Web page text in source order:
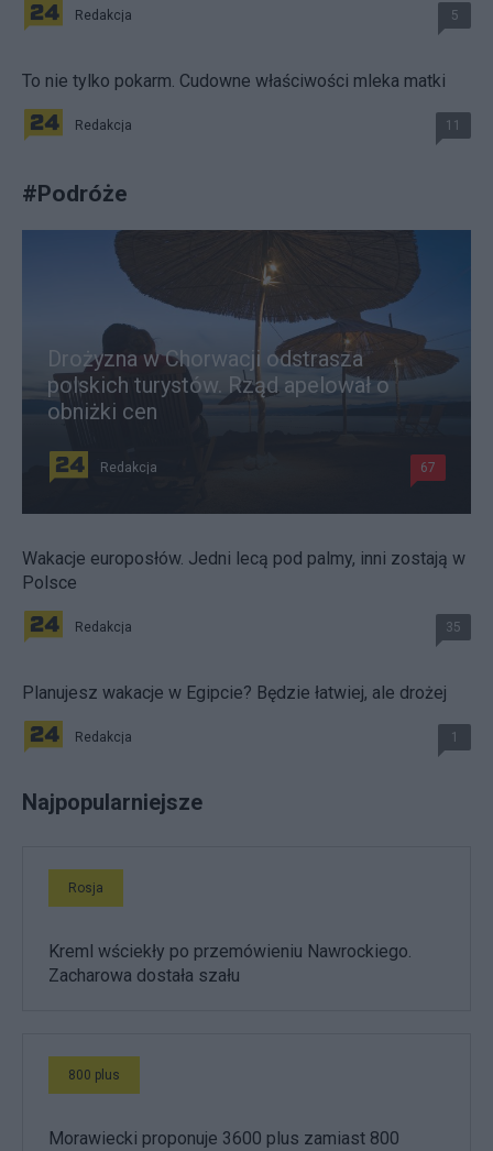
Redakcja 5
To nie tylko pokarm. Cudowne właściwości mleka matki
Redakcja 11
#Podróże
Drożyzna w Chorwacji odstrasza
polskich turystów. Rząd apelował o
obniżki cen
Redakcja 67
Wakacje europosłów. Jedni lecą pod palmy, inni zostają w
Polsce
Redakcja 35
Planujesz wakacje w Egipcie? Będzie łatwiej, ale drożej
Redakcja 1
Najpopularniejsze
Rosja
Kreml wściekły po przemówieniu Nawrockiego.
Zacharowa dostała szału
800 plus
Morawiecki proponuje 3600 plus zamiast 800